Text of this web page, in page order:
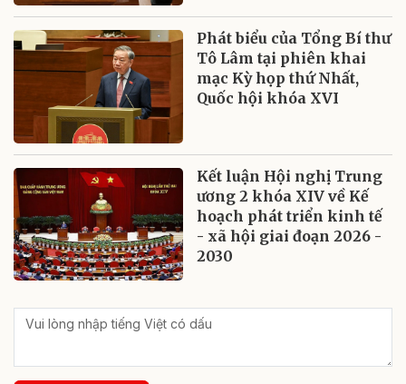
Phát biểu của Tổng Bí thư
Tô Lâm tại phiên khai
mạc Kỳ họp thứ Nhất,
Quốc hội khóa XVI
Kết luận Hội nghị Trung
ương 2 khóa XIV về Kế
hoạch phát triển kinh tế
- xã hội giai đoạn 2026 -
2030